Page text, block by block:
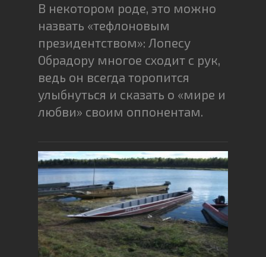
В некотором роде, это можно
назвать «тефлоновым
президентством»: Лопесу
Обрадору многое сходит с рук,
ведь он всегда торопится
улыбнуться и сказать о «мире и
любви» своим оппонентам.